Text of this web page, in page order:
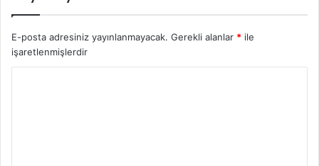
E-posta adresiniz yayınlanmayacak. Gerekli alanlar * ile
işaretlenmişlerdir